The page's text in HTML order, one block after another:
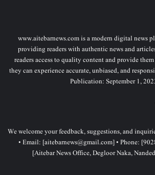
www.aitebarnews.com is a modern digital news
providing readers with authentic news and
readers access to quality content and provide
they can experience accurate, unbiased, and
Publication: September 1,
We welcome your feedback, suggestions, and
• Email: [aitebarnews@gmail.com] • Phone:
[Aitebar News Office, Degloor Naka,